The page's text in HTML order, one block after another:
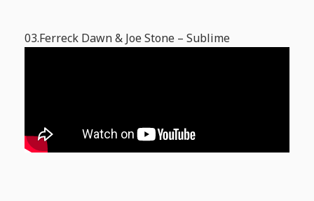
03.Ferreck Dawn & Joe Stone – Sublime